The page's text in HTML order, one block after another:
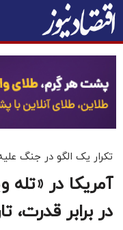
تکرار یک الگو در جنگ
آمریکا در «تله
در برابر قدرت،